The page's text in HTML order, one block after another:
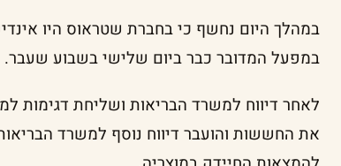
במהלך היום נחשף כי בחברת שטראוס היו
במפעל המדובר כבר ביום שלישי בשבוע שעבר.
לאחר דיווח למשרד הבריאות ושליחת
את החששות והועבר דיווח נוסף למשרד